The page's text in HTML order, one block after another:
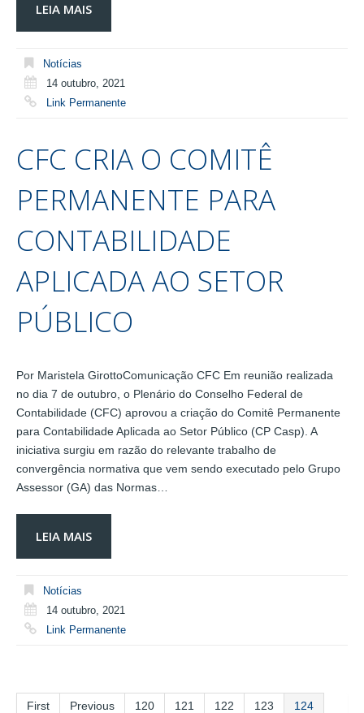
LEIA MAIS
Notícias
14 outubro, 2021
Link Permanente
CFC CRIA O COMITÊ
PERMANENTE PARA
CONTABILIDADE
APLICADA AO SETOR
PÚBLICO
Por Maristela GirottoComunicação CFC Em reunião realizada
no dia 7 de outubro, o Plenário do Conselho Federal de
Contabilidade (CFC) aprovou a criação do Comitê Permanente
para Contabilidade Aplicada ao Setor Público (CP Casp). A
iniciativa surgiu em razão do relevante trabalho de
convergência normativa que vem sendo executado pelo Grupo
Assessor (GA) das Normas…
LEIA MAIS
Notícias
14 outubro, 2021
Link Permanente
First Previous 120 121 122 123 124